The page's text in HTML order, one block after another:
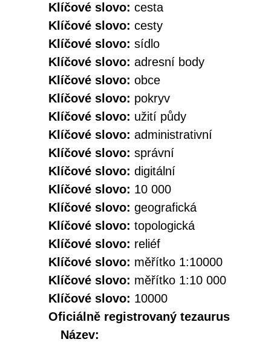
Klíčové slovo: cesta
Klíčové slovo: cesty
Klíčové slovo: sídlo
Klíčové slovo: adresní body
Klíčové slovo: obce
Klíčové slovo: pokryv
Klíčové slovo: užití půdy
Klíčové slovo: administrativní
Klíčové slovo: správní
Klíčové slovo: digitální
Klíčové slovo: 10 000
Klíčové slovo: geografická
Klíčové slovo: topologická
Klíčové slovo: reliéf
Klíčové slovo: měřítko 1:10000
Klíčové slovo: měřítko 1:10 000
Klíčové slovo: 10000
Oficiálně registrovaný tezaurus
Název: